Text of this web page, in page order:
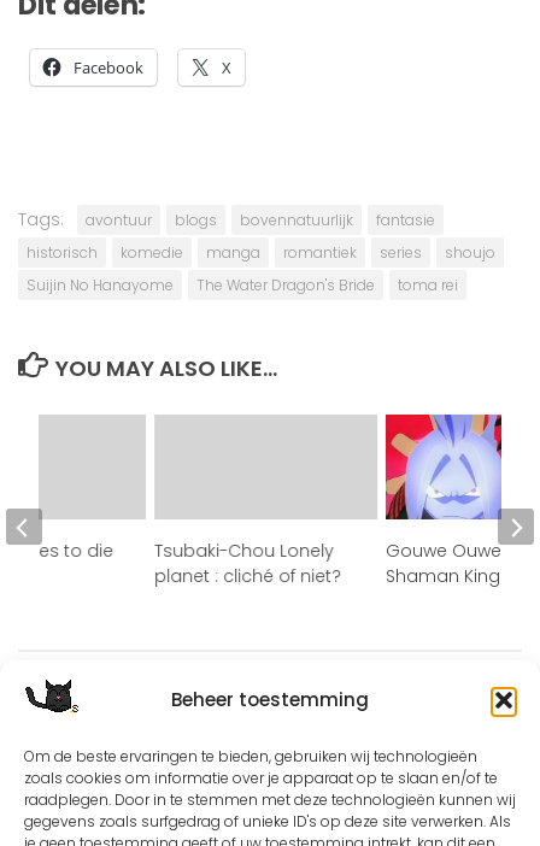
Beheer toestemming
Om de beste ervaringen te bieden, gebruiken wij technologieën
zoals cookies om informatie over je apparaat op te slaan en/of te
raadplegen. Door in te stemmen met deze technologieën kunnen wij
gegevens zoals surfgedrag of unieke ID's op deze site verwerken. Als
Facebook X
Tags: avontuur blogs bovennatuurlijk
fantasie
historisch
komedie manga romantiek series
shoujo
Suijin No Hanayome
The Water Dragon's Bride toma rei
YOU MAY ALSO LIKE...
Tsubaki-Chou Lonely
planet : cliché of niet?
Gouwe Ouwe
Shaman King
to die
Except where otherwise noted, the content by ©Silerna
is licensed under aCreative Commons Attribution-